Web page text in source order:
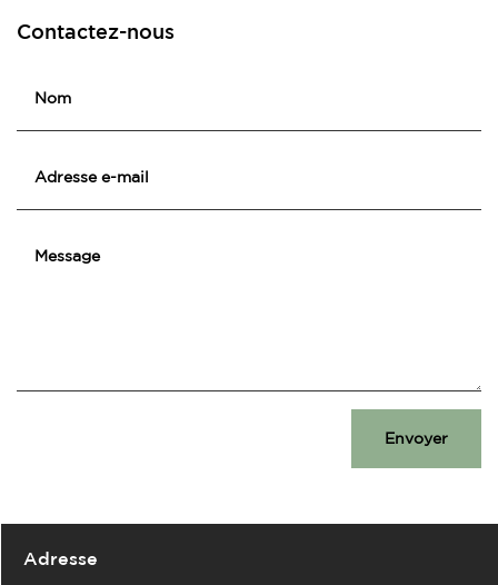
Contactez-nous
Envoyer
Adresse